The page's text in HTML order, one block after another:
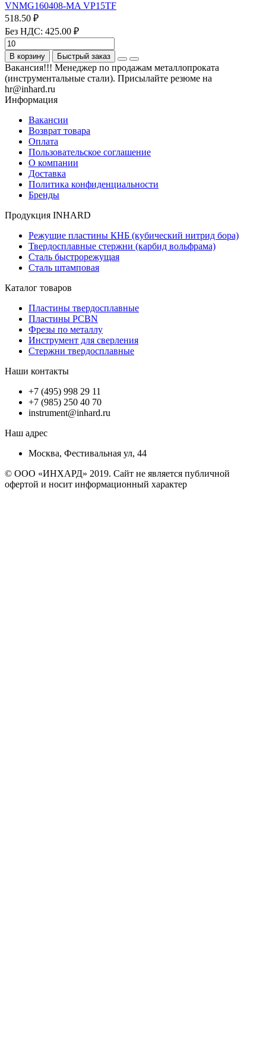
VNMG160408-MA VP15TF
518.50 ₽
Без НДС: 425.00 ₽
В корзину Быстрый заказ
Вакансия!!! Менеджер по продажам металлопроката
(инструментальные стали). Присылайте резюме на
hr@inhard.ru
Информация
Вакансии
Возврат товара
Оплата
Пользовательское соглашение
О компании
Доставка
Политика конфиденциальности
Бренды
Продукция INHARD
Режущие пластины КНБ (кубический нитрид бора)
Твердосплавные стержни (карбид вольфрама)
Сталь быстрорежущая
Сталь штамповая
Каталог товаров
Пластины твердосплавные
Пластины PCBN
Фрезы по металлу
Инструмент для сверления
Стержни твердосплавные
Наши контакты
+7 (495) 998 29 11
+7 (985) 250 40 70
instrument@inhard.ru
Наш адрес
Москва, Фестивальная ул, 44
© ООО «ИНХАРД» 2019. Сайт не является публичной
офертой и носит информационный характер